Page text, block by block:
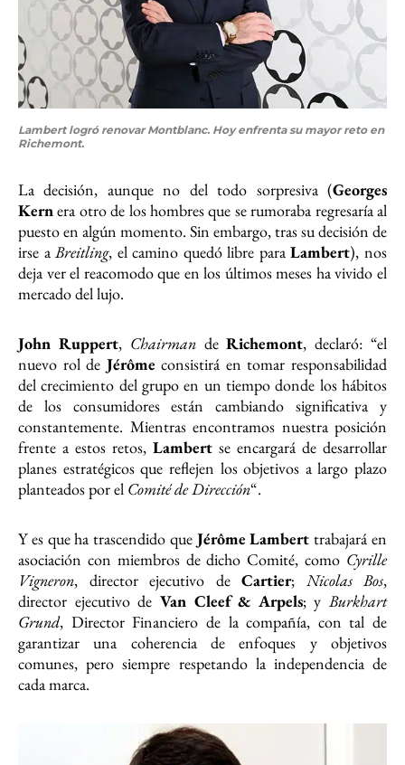
Lambert logró renovar Montblanc. Hoy enfrenta su mayor reto en
Richemont.
La decisión, aunque no del todo sorpresiva (Georges
Kern era otro de los hombres que se rumoraba regresaría al
puesto en algún momento. Sin embargo, tras su decisión de
irse a Breitling, el camino quedó libre paraLambert), nos
deja ver el reacomodo que en los últimos meses ha vivido el
mercado del lujo.
John Ruppert, ChairmandeRichemont, declaró: “el
nuevo rol de Jérôme consistirá en tomar responsabilidad
del crecimiento del grupo en un tiempo donde los hábitos
de los consumidores están cambiando significativa y
constantemente. Mientras encontramos nuestra posición
frente a estos retos, Lambert se encargará de desarrollar
planes estratégicos que reflejen los objetivos a largo plazo
planteados por el Comité de Dirección“.
Y es que ha trascendido queJérôme Lambert trabajará en
asociación con miembros de dicho Comité, como Cyrille
Vigneron, director ejecutivo de Cartier; Nicolas Bos,
director ejecutivo de Van Cleef & Arpels; y Burkhart
Grund, Director Financiero de la compañía, con tal de
garantizar una coherencia de enfoques y objetivos
comunes, pero siempre respetando la independencia de
cada marca.